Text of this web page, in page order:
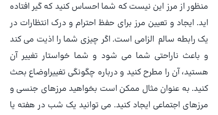
منظور از مرز این نیست که شما احساس کنید که گیر افتاده
اید. ایجاد و تعیین مرز برای حفظ احترام و درک انتظارات در
یک رابطه سالم الزامی است. اگر چیزی شما را اذیت می کند
و باعث ناراحتی شما می شود و شما خواستار تغییر آن
هستید، آن را مطرح کنید و درباره چگونگی تغییراوضاع بحث
کنید. به عنوان مثال ممکن است بخواهید مرزهای جنسی و
مرزهای اجتماعی ایجاد کنید. می توانید یک شب در هفته یا